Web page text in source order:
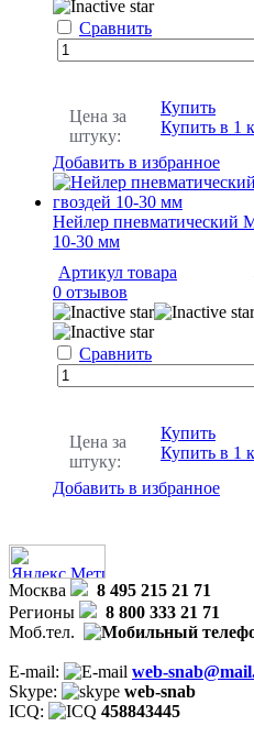
Сравнить
Цена за
штуку:
Купить
Купить в 1
Добавить в избранное
Нейлер пневматический
10-30 мм
Артикул товара
0 отзывов
Сравнить
Цена за
штуку:
Купить
Купить в 1
Добавить в избранное
Москва
8 495 215 21 71
Регионы
8 800 333 21 71
Моб.тел.
E-mail:
web-
Skype:
web-snab
ICQ:
458843445